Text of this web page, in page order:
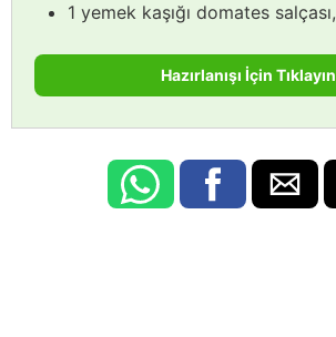
1 yemek kaşığı domates salçası,
Hazırlanışı İçin Tıklayın